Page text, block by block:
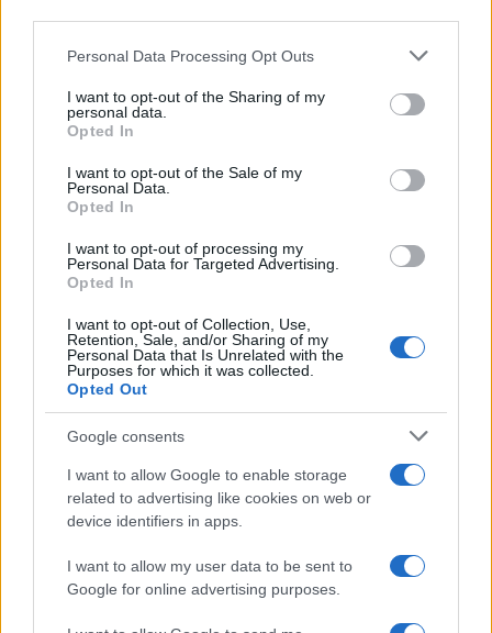
Please note that this website/app uses one or more Google
not limited to your visit or usage behaviour. You may click to
grant or deny consent to Google and its third-party tags to
use your data for below specified purposes in below Google
consent section.
Personal Data Processing Opt Outs
I want to opt-out of the Sharing of my
personal data.
Opted In
I want to opt-out of the Sale of my
Personal Data.
Opted In
I want to opt-out of processing my
Personal Data for Targeted Advertising.
Opted In
I want to opt-out of Collection, Use,
Retention, Sale, and/or Sharing of my
Personal Data that Is Unrelated with the
Purposes for which it was collected.
Opted Out
Google consents
I want to allow Google to enable storage
related to advertising like cookies on web or
device identifiers in apps.
I want to allow my user data to be sent to
Google for online advertising purposes.
Γέννησε η ηθοποιός Λίλα Μπακλέση: Η πρώτη
φωτογραφία και το μήνυμα του συντρόφου της
5 καλοκαιρινά φρούτα πλούσια σε φυτικές ίνες
για καλύτερη πέψη και μεγαλύτερο κορεσμό